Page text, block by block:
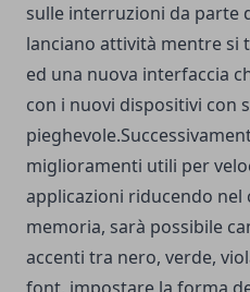
sulle interruzioni da parte
lanciano attività mentre si
ed una nuova interfaccia
con i nuovi dispositivi con
miglioramenti utili per
applicazioni riducendo
memoria, sarà possibile
accenti tra nero, verde,